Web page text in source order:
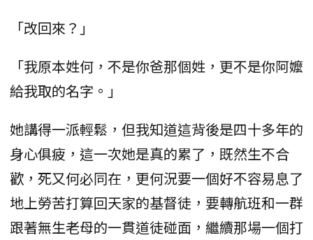
「改回來？」
「我原本姓何，不是你爸那個姓，更不是你阿嬤
給我取的名字。」
她講得一派輕鬆，但我知道這背後是四十多年的
身心俱疲，這一次她是真的累了，既然生不合
歡，死又何必同在，更何況要一個好不容易息了
地上勞苦打算回天家的基督徒，要轉航班和一群
跟著無生老母的一貫道徒碰面，繼續那場一個打